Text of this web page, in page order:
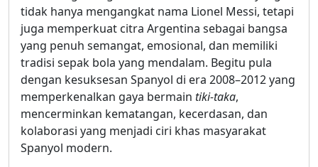
tidak hanya mengangkat nama Lionel Messi, tetapi
juga memperkuat citra Argentina sebagai bangsa
yang penuh semangat, emosional, dan memiliki
tradisi sepak bola yang mendalam. Begitu pula
dengan kesuksesan Spanyol di era 2008–2012 yang
memperkenalkan gaya bermain tiki-taka,
mencerminkan kematangan, kecerdasan, dan
kolaborasi yang menjadi ciri khas masyarakat
Spanyol modern.